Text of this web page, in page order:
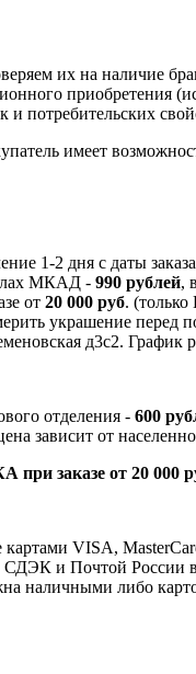
их на наличие
приобретения
и потребительских
имеет
1-2 дня с даты
МКАД - 990 рублей,
от 20 000 руб.
украшение перед
д3с2. График
отделения - 600
зависит от
заказе от 20 000
картами VISA,
и Почтой России
наличными либо